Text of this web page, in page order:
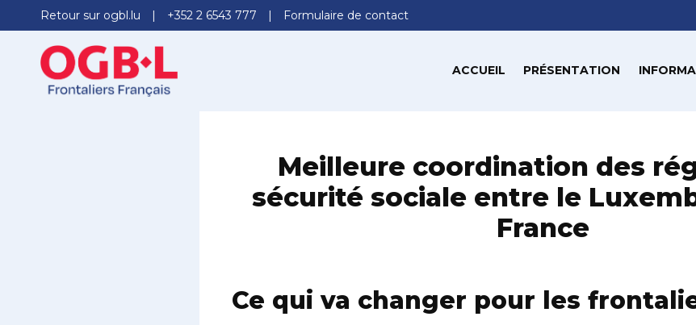
Retour sur ogbl.lu +352 2 6543 777 Formulaire de contact
ACCUEIL PRÉSENTATION
Meilleure coordination des
sécurité sociale entre le
France
Ce qui va changer pour les